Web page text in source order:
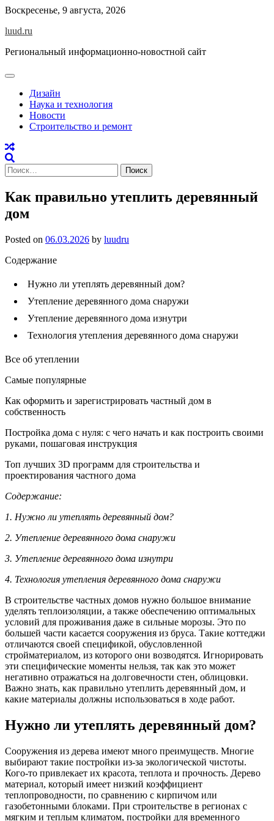
Skip
content
Воскресенье, 9 августа, 2026
luud.ru
Региональный информационно-новостной сайт
Дизайн
Наука и технология
Новости
Строительство и ремонт
Найти:
Как правильно утеплить деревянный
дом
Posted on 06.03.2026 by luudru
Содержание
Нужно ли утеплять деревянный дом?
Утепление деревянного дома снаружи
Утепление деревянного дома изнутри
Технология утепления деревянного дома снаружи
Все об утеплении
Самые популярные
Как оформить и зарегистрировать частный дом в
собственность
Постройка дома с нуля: с чего начать и как построить своими
руками, пошаговая инструкция
Топ лучших 3D программ для строительства и
проектирования частного дома
Содержание:
1. Нужно ли утеплять деревянный дом?
2. Утепление деревянного дома снаружи
3. Утепление деревянного дома изнутри
4. Технология утепления деревянного дома снаружи
В строительстве частных домов нужно большое внимание
уделять теплоизоляции, а также обеспечению оптимальных
условий для проживания даже в сильные морозы. Это по
большей части касается сооружения из бруса. Такие коттеджи
отличаются своей спецификой, обусловленной
стройматериалом, из которого они возводятся. Игнорировать
эти специфические моменты нельзя, так как это может
негативно отражаться на долговечности стен, облицовки.
Важно знать, как правильно утеплить деревянный дом, и
какие материалы должны использоваться в ходе работ.
Нужно ли утеплять деревянный дом?
Сооружения из дерева имеют много преимуществ. Многие
выбирают такие постройки из-за экологической чистоты.
Кого-то привлекает их красота, теплота и прочность. Дерево
материал, который имеет низкий коэффициент
теплопроводности, по сравнению с кирпичом или
газобетонными блоками. При строительстве в регионах с
мягким и теплым климатом, постройки для временного